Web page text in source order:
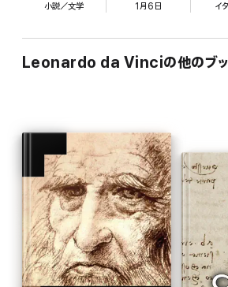
小説／文学 1月6日 イ
Leonardo da Vinciの他のブ